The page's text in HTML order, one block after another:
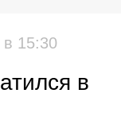
в 15:30
в